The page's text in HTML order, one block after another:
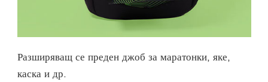
Разширяващ се преден джоб за маратонки, яке,
каска и др.